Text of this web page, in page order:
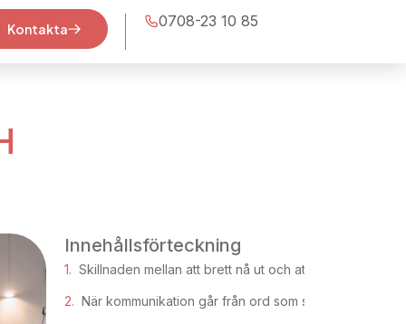
Kontakta 0708-23 10 85
Innehållsförteckning
Skillnaden mellan att brett nå ut och att effektivt nå in
När kommunikation går från ord som sägs till